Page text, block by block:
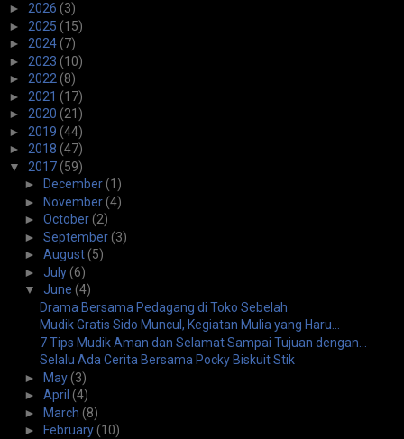
► 2026 (3)
► 2025 (15)
► 2024(7)
► 2023 (10)
► 2022 (8)
► 2021 (17)
► 2020 (21)
► 2019 (44)
► 2018 (47)
▼ 2017(59)
►
December(1)
► November(4)
► October(2)
► September(3)
► August(5)
► July(6)
▼ June (4)
Drama Bersama Pedagang di Toko Sebelah
Mudik Gratis Sido Muncul, Kegiatan Mulia yang Haru...
7 Tips Mudik Aman dan Selamat Sampai Tujuan dengan...
Selalu Ada Cerita Bersama Pocky Biskuit Stik
► May(3)
► April (4)
► March (8)
►
February(10)